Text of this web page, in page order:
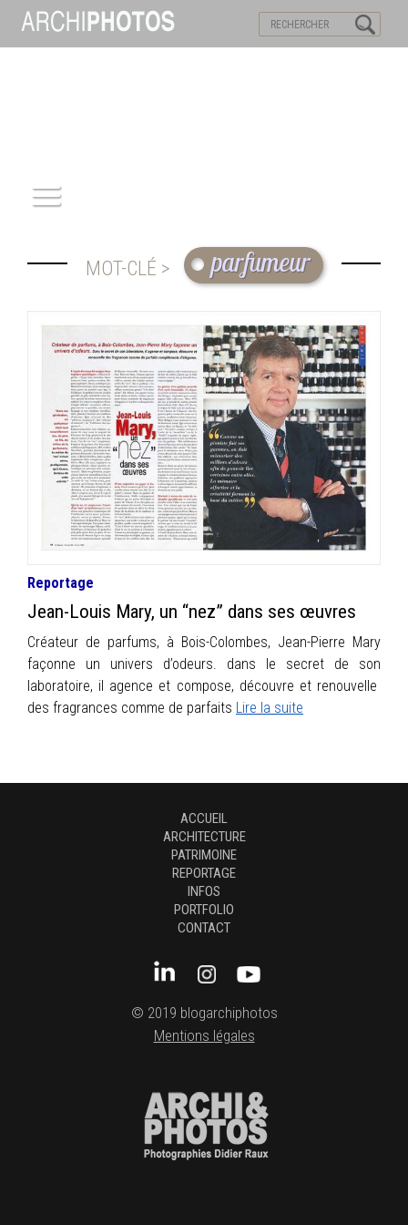
PATRIMOINE
REPORTAGE
INFOS
PORTFOLIO
CONTACT
MOT-CLÉ > parfumeur
Reportage
Jean-Louis Mary, un “nez” dans ses œuvres
Créateur de parfums, à Bois-Colombes, Jean-Pierre Mary
façonne un univers d’odeurs. dans le secret de son
laboratoire, il agence et compose, découvre et renouvelle
des fragrances comme de parfaits Lire la suite
ACCUEIL
ARCHITECTURE
PATRIMOINE
REPORTAGE
INFOS
PORTFOLIO
CONTACT
© 2019 blogarchiphotos
Mentions légales